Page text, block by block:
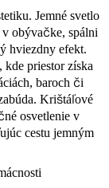
Jemné svetlo
obývačke, spálni
hviezdny efekt.
priestor získa
baroch či
Krištáľové
osvetlenie v
cestu jemným